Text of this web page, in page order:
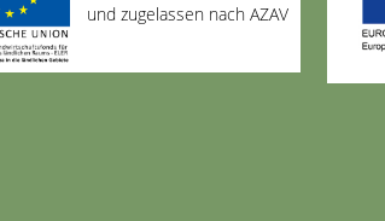
und zugelassen nach AZAV